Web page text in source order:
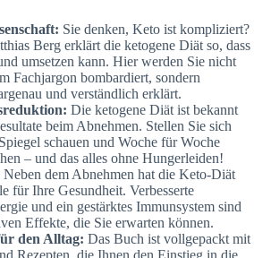
Sie denken, Keto ist kompliziert?
Berg erklärt die ketogene Diät so, dass
umsetzen kann. Hier werden Sie nicht
Fachjargon bombardiert, sondern
und verständlich erklärt.
Die ketogene Diät ist bekannt
beim Abnehmen. Stellen Sie sich
schauen und Woche für Woche
– und das alles ohne Hungerleiden!
Neben dem Abnehmen hat die Keto-Diät
für Ihre Gesundheit. Verbesserte
und ein gestärktes Immunsystem sind
Effekte, die Sie erwarten können.
den Alltag: Das Buch ist vollgepackt mit
Rezepten, die Ihnen den Einstieg in die